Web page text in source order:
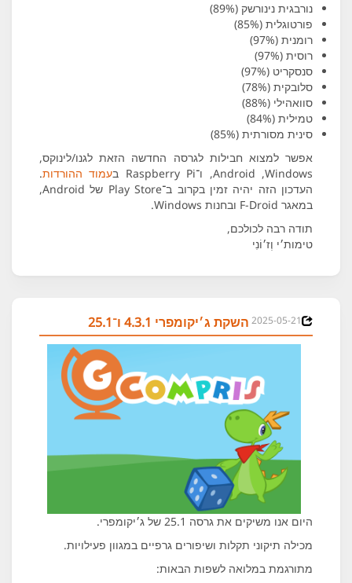
נורבגית נינורשק (89%)
פורטוגלית (85%)
רומנית (97%)
רוסית (97%)
סנסקריט (97%)
סלובקית (78%)
סוואהילי (88%)
טמילית (84%)
סינית מסורתית (85%)
אפשר למצוא חבילות לגרסה החדשה הזאת לגנו/לינוקס,
Windows,‏ Android, ו־Raspberry Pi ב
עמוד ההורדות.
העדכון הזה יהיה זמין בקרוב ב־Play Store של Android,
במאגר F-Droid ובחנות Windows.
תודה רבה לכולכם,
טימות׳י וְז׳וֹנִי
2025-05-21 השקת ג׳יקומפרי 4.3.1 ו־25.1
היום אנו משיקים את גרסה 25.1 של ג׳יקומפרי.
מכילה תיקוני תקלות ושיפורים גרפיים במגוון פעילויות.
מתורגמת במלואה לשפות הבאות: